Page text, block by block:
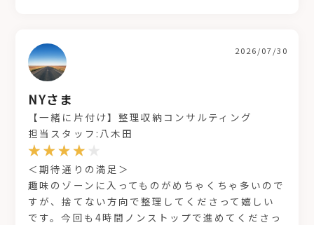
NYさま
2026/07/30
【一緒に片付け】整理収納コンサルティング
担当スタッフ:八木田
＜期待通りの満足＞
趣味のゾーンに入ってものがめちゃくちゃ多いので
すが、捨てない方向で整理してくださって嬉しい
です。今回も4時間ノンストップで進めてくださっ